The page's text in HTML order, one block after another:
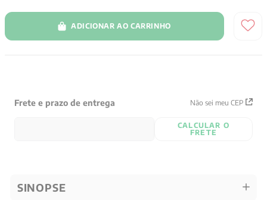
ADICIONAR AO CARRINHO
Frete e prazo de entrega Não sei meu CEP
CALCULAR O
FRETE
SINOPSE